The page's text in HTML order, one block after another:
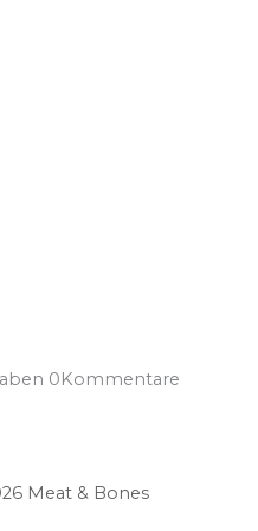
0Kommentare
Meat & Bones